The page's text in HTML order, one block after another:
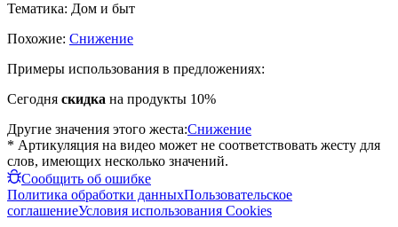
Тематика: Дом и быт
Похожие: Снижение
Примеры использования в предложениях:
Сегодня скидка на продукты 10%
Другие значения этого жеста:Снижение
* Артикуляция на видео может не соответствовать жесту для
слов, имеющих несколько значений.
Сообщить об ошибке
Политика обработки данныхПользовательское
соглашениеУсловия использования Cookies